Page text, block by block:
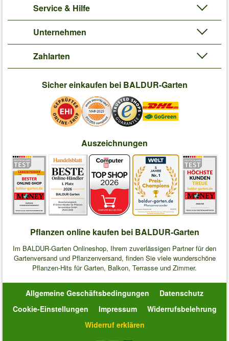
Service & Hilfe
Unternehmen
Zahlarten
Sicher einkaufen bei BALDUR-Garten
Auszeichnungen
Pflanzen online kaufen bei BALDUR-Garten
Im BALDUR-Garten Onlineshop, Ihrem zuverlässigen Partner für den
Gartenversand und Pflanzenversand, finden Sie viele wunderschöne
Pflanzen-Hits für Garten, Balkon, Terrasse und Zimmer.
Allgemeine Geschäftsbedingungen
Datenschutz
Cookie-Einstellungen
Impressum
Widerrufsbelehrung
Widerruf erklären